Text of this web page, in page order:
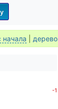
начала дерево
-1